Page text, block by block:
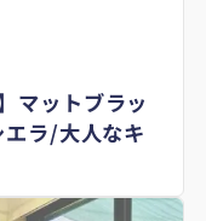
マットブラッ
ラ/大人なキ